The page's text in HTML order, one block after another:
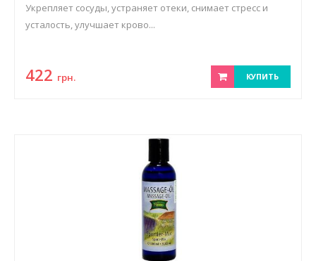
Укрепляет сосуды, устраняет отеки, снимает стресс и
усталость, улучшает крово...
422 грн. КУПИТЬ